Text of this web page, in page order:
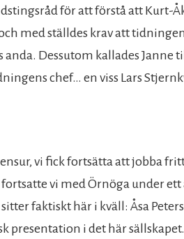
för att förstå att Kurt-
med ställdes krav att
Dessutom kallades Janne
chef… en viss Lars
vi fick fortsätta att jobba
vi med Örnöga under ett
faktiskt här i kväll: Åsa
presentation i det här sällskapet.